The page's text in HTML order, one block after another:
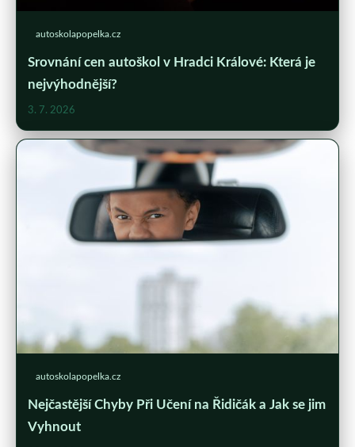
autoskolapopelka.cz
Srovnání cen autoškol v Hradci Králové: Která je
nejvýhodnější?
3. 7. 2026
autoskolapopelka.cz
Nejčastější Chyby Při Učení na Řidičák a Jak se jim
Vyhnout